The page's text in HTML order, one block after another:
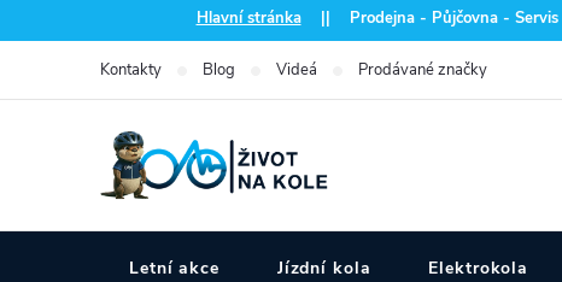
na
Hlavní stránka|| Prodejna - Půjčovna - Servis
Kontakty Blog Videá Prodávané značky
Letní akce Jízdní kola Elektrokola